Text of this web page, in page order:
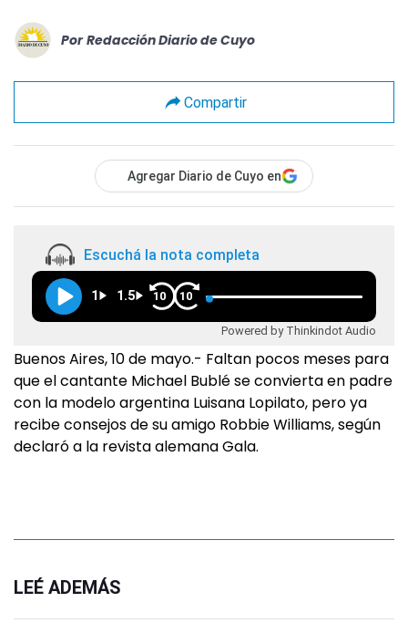
Por Redacción Diario de Cuyo
Compartir
Agregar Diario de Cuyo en
Escuchá la nota completa
1 1.5 10 10
Powered by Thinkindot Audio
Buenos Aires, 10 de mayo.- Faltan pocos meses para
que el cantante Michael Bublé se convierta en padre
con la modelo argentina Luisana Lopilato, pero ya
recibe consejos de su amigo Robbie Williams, según
declaró a la revista alemana Gala.
LEÉ ADEMÁS